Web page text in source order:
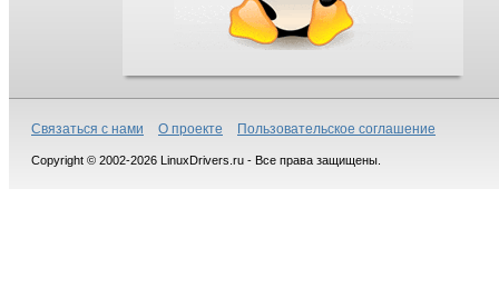
Связаться с нами О проекте Пользовательское соглашение
Copyright © 2002-2026 LinuxDrivers.ru - Все права защищены.